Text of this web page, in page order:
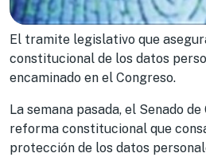
El tramite legislativo que
constitucional de los datos
encaminado en el Congreso.
La semana pasada, el Senado de
reforma constitucional que
protección de los datos